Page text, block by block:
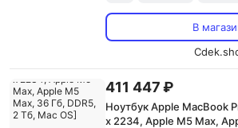
В
411 447 ₽
Ноутбук Apple MacBook
x 2234, Apple M5 Max,